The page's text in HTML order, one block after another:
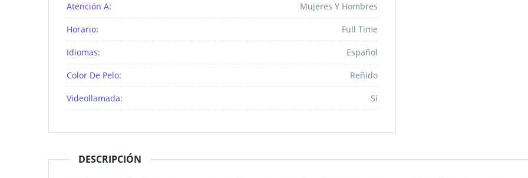
Atención A: Mujeres Y Hombres
Horario: Full Time
Idiomas: Español
Color De Pelo: Reñido
Videollamada: Sí
DESCRIPCIÓN